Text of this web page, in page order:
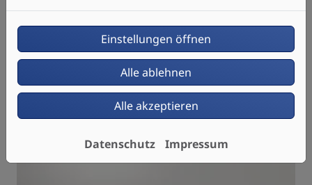
Einstellungen öffnen
Alle ablehnen
Alle akzeptieren
Datenschutz Impressum